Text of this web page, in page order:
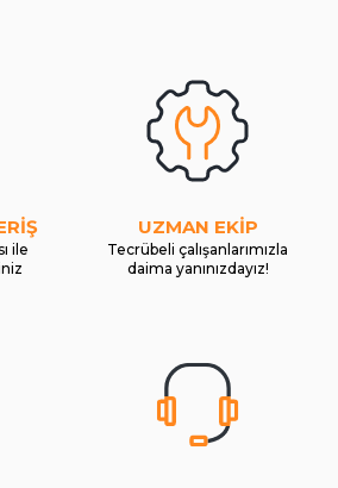
ile
UZMAN EKİP
Tecrübeli çalışanlarımızla
daima yanınızdayız!